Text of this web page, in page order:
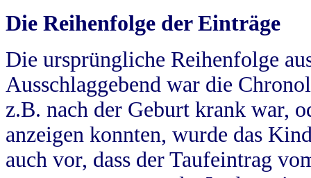
Die Reihenfolge der Einträge
Die ursprüngliche Reihenfolge
Ausschlaggebend war die
z.B. nach der Geburt krank war,
anzeigen konnten, wurde das
auch vor, dass der Taufeintrag